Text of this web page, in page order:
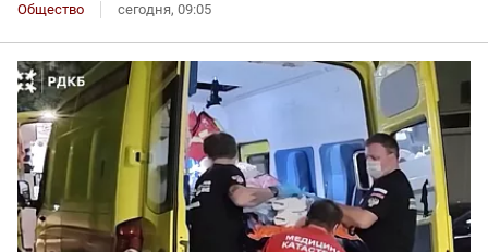
Общество сегодня, 09:05